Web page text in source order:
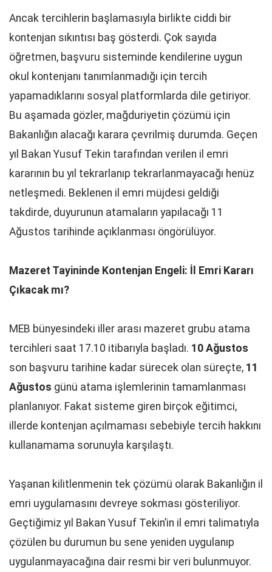
Ancak tercihlerin başlamasıyla birlikte ciddi bir
kontenjan sıkıntısı baş gösterdi. Çok sayıda
öğretmen, başvuru sisteminde kendilerine uygun
okul kontenjanı tanımlanmadığı için tercih
yapamadıklarını sosyal platformlarda dile getiriyor.
Bu aşamada gözler, mağduriyetin çözümü için
Bakanlığın alacağı karara çevrilmiş durumda. Geçen
yıl Bakan Yusuf Tekin tarafından verilen il emri
kararının bu yıl tekrarlanıp tekrarlanmayacağı henüz
netleşmedi. Beklenen il emri müjdesi geldiği
takdirde, duyurunun atamaların yapılacağı 11
Ağustos tarihinde açıklanması öngörülüyor.
Mazeret Tayininde Kontenjan Engeli: İl Emri Kararı
Çıkacak mı?
MEB bünyesindeki iller arası mazeret grubu atama
tercihleri saat 17.10 itibarıyla başladı. 10 Ağustos
son başvuru tarihine kadar sürecek olan süreçte, 11
Ağustos günü atama işlemlerinin tamamlanması
planlanıyor. Fakat sisteme giren birçok eğitimci,
illerde kontenjan açılmaması sebebiyle tercih hakkını
kullanamama sorunuyla karşılaştı.
Yaşanan kilitlenmenin tek çözümü olarak Bakanlığın il
emri uygulamasını devreye sokması gösteriliyor.
Geçtiğimiz yıl Bakan Yusuf Tekin’in il emri talimatıyla
çözülen bu durumun bu sene yeniden uygulanıp
uygulanmayacağına dair resmi bir veri bulunmuyor.